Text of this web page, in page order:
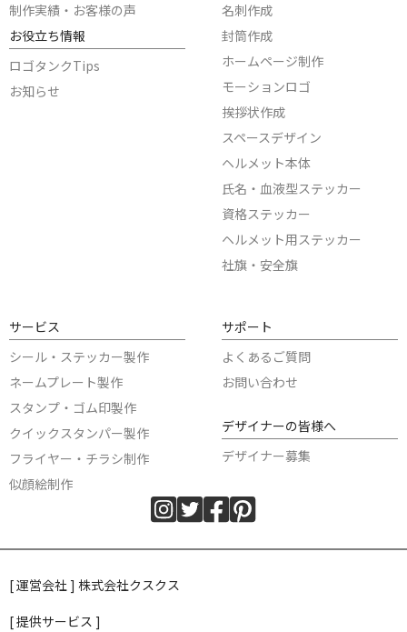
制作実績・お客様の声
お役立ち情報
ロゴタンクTips
お知らせ
名刺作成
封筒作成
ホームページ制作
モーションロゴ
挨拶状作成
スペースデザイン
ヘルメット本体
氏名・血液型ステッカー
資格ステッカー
ヘルメット用ステッカー
社旗・安全旗
サービス
シール・ステッカー製作
ネームプレート製作
スタンプ・ゴム印製作
クイックスタンパー製作
フライヤー・チラシ制作
似顔絵制作
サポート
よくあるご質問
お問い合わせ
デザイナーの皆様へ
デザイナー募集
[ 運営会社 ] 株式会社クスクス
[ 提供サービス ]